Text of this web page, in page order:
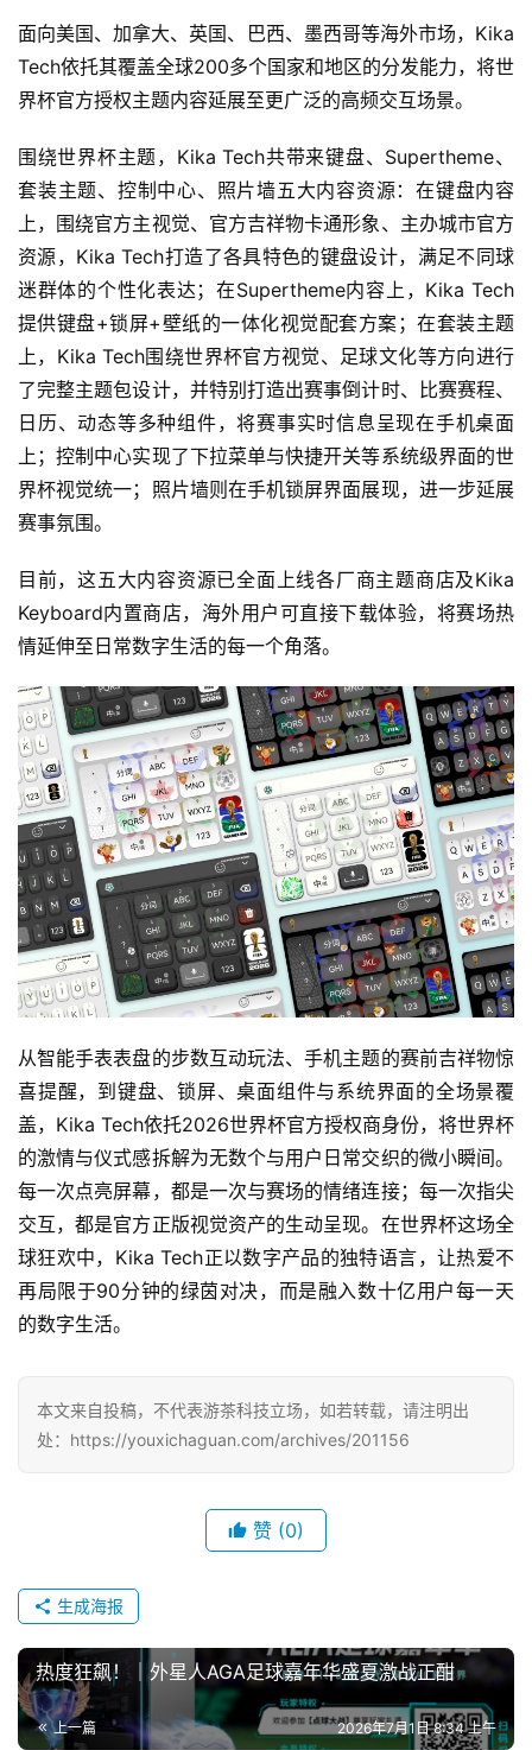
戏
休
游
戏
2
0
2
5
第
十
三
届
金
茶
7
月
3
0
日
游
茶
对
接
上
海
站
中
文
(
国
面向美国、加拿大、英国、巴西、墨西哥等海外市场，Kika
Tech依托其覆盖全球200多个国家和地区的分发能力，将世
界杯官方授权主题内容延展至更广泛的高频交互场景。
围绕世界杯主题，Kika Tech共带来键盘、Supertheme、
套装主题、控制中心、照片墙五大内容资源：在键盘内容
上，围绕官方主视觉、官方吉祥物卡通形象、主办城市官方
资源，Kika Tech打造了各具特色的键盘设计，满足不同球
迷群体的个性化表达；在Supertheme内容上，Kika Tech
提供键盘+锁屏+壁纸的一体化视觉配套方案；在套装主题
上，Kika Tech围绕世界杯官方视觉、足球文化等方向进行
了完整主题包设计，并特别打造出赛事倒计时、比赛赛程、
日历、动态等多种组件，将赛事实时信息呈现在手机桌面
上；控制中心实现了下拉菜单与快捷开关等系统级界面的世
界杯视觉统一；照片墙则在手机锁屏界面展现，进一步延展
赛事氛围。
目前，这五大内容资源已全面上线各厂商主题商店及Kika
Keyboard内置商店，海外用户可直接下载体验，将赛场热
情延伸至日常数字生活的每一个角落。
从智能手表表盘的步数互动玩法、手机主题的赛前吉祥物惊
喜提醒，到键盘、锁屏、桌面组件与系统界面的全场景覆
盖，Kika Tech依托2026世界杯官方授权商身份，将世界杯
的激情与仪式感拆解为无数个与用户日常交织的微小瞬间。
每一次点亮屏幕，都是一次与赛场的情绪连接；每一次指尖
交互，都是官方正版视觉资产的生动呈现。在世界杯这场全
球狂欢中，Kika Tech正以数字产品的独特语言，让热爱不
再局限于90分钟的绿茵对决，而是融入数十亿用户每一天
的数字生活。
本文来自投稿，不代表游茶科技立场，如若转载，请注明出
处：https://youxichaguan.com/archives/201156
赞 (0)
生成海报
热度狂飙！｜外星人AGA足球嘉年华盛夏激战正酣
上一篇 2026年7月1日 8:34 上午